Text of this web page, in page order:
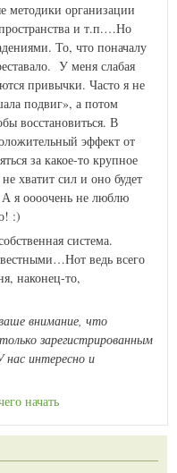
методики организации
и т.п.…Но
То, что поначалу
У меня слабая
привычки. Часто я не
подвиг», а потом
восстановиться. В
эффект от
за какое-то крупное
хватит сил и оно будет
А я оооочень не люблю
:)
система.
ведь всего
наконец-то,
внимание, что
зарегистрированным
нас интересно и
начать